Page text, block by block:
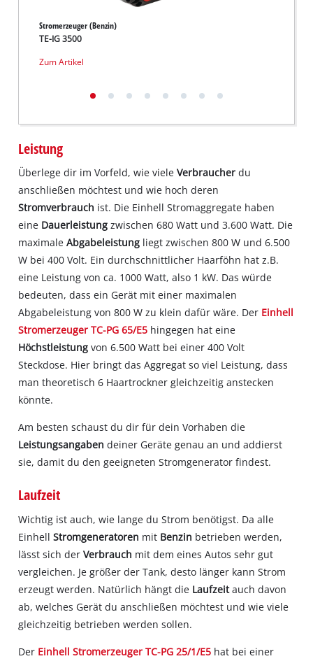
Stromerzeuger (Benzin)
TE-IG 3500
Zum Artikel
Leistung
Überlege dir im Vorfeld, wie vieleVerbraucherdu
anschließen möchtest und wie hoch deren
Stromverbrauch ist. Die Einhell Stromaggregate haben
eine Dauerleistungzwischen 680 Watt und 3.600 Watt. Die
maximaleAbgabeleistung liegt zwischen 800 W und 6.500
W bei 400 Volt. Ein durchschnittlicher Haarföhn hat z.B.
eine Leistung von ca. 1000 Watt, also 1 kW. Das würde
bedeuten, dass ein Gerät mit einer maximalen
Abgabeleistung von 800 W zu klein dafür wäre. Der Einhell
Stromerzeuger TC-PG 65/E5 hingegen hat eine
Höchstleistungvon 6.500 Watt bei einer 400 Volt
Steckdose. Hier bringt das Aggregat so viel Leistung, dass
man theoretisch 6 Haartrockner gleichzeitig anstecken
könnte.
Am besten schaust du dir für dein Vorhaben die
Leistungsangabendeiner Geräte genau an und addierst
sie, damit du den geeigneten Stromgenerator findest.
Laufzeit
Wichtig ist auch, wie lange du Strom benötigst. Da alle
EinhellStromgeneratoren mit Benzin betrieben werden,
lässt sich derVerbrauch mit dem eines Autos sehr gut
vergleichen. Je größer der Tank, desto länger kann Strom
erzeugt werden. Natürlich hängt die Laufzeitauch davon
ab, welches Gerät du anschließen möchtest und wie viele
gleichzeitig betrieben werden sollen.
Der Einhell Stromerzeuger TC-PG 25/1/E5 hat bei einer